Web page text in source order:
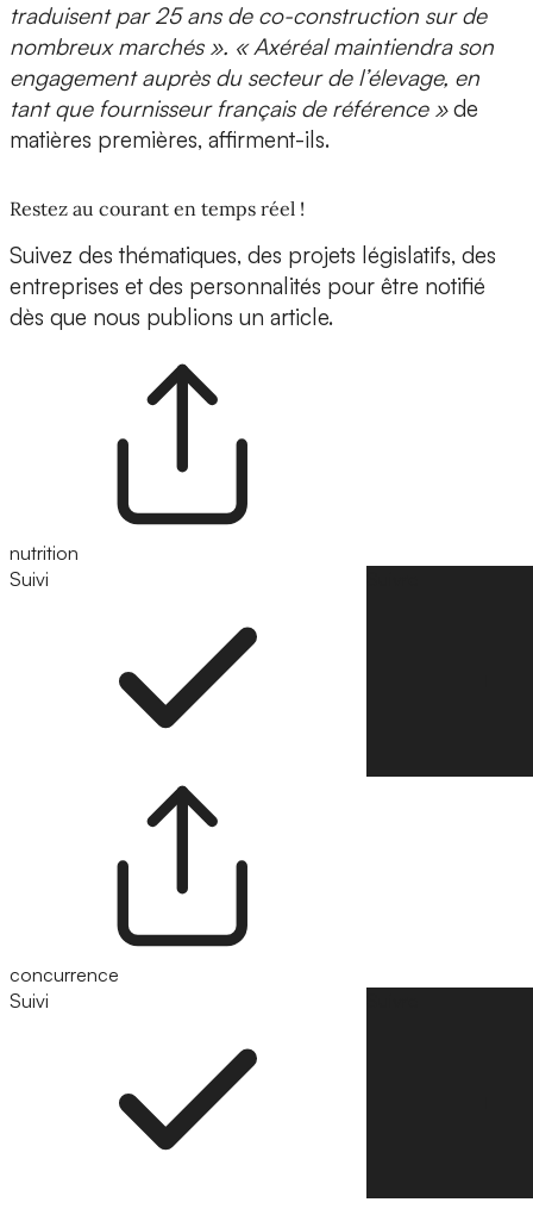
traduisent par 25 ans de co-construction sur de
nombreux marchés ». « Axéréal maintiendra son
engagement auprès du secteur de l’élevage, en
tant que fournisseur français de référence »de
matières premières, affirment-ils.
Restez au courant en temps réel !
Suivez des thématiques, des projets législatifs, des
entreprises et des personnalités pour être notifié
dès que nous publions un article.
nutrition
Suivi
concurrence
Suivi